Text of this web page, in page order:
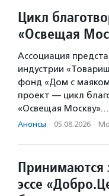
Цикл
«Освещая
Ассоциация
индустрии
фонд «Дом с
проект — цикл
«Освещая
Анонсы · 05.08.2026 ·
Принимаются
эссе